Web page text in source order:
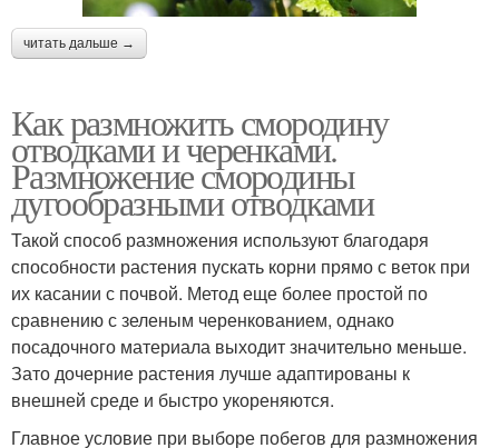
читать дальше →
Как размножить смородину
отводками и черенками.
Размножение смородины
дугообразными отводками
Такой способ размножения используют благодаря
способности растения пускать корни прямо с веток при
их касании с почвой. Метод еще более простой по
сравнению с зеленым черенкованием, однако
посадочного материала выходит значительно меньше.
Зато дочерние растения лучше адаптированы к
внешней среде и быстро укореняются.
Главное условие при выборе побегов для размножения